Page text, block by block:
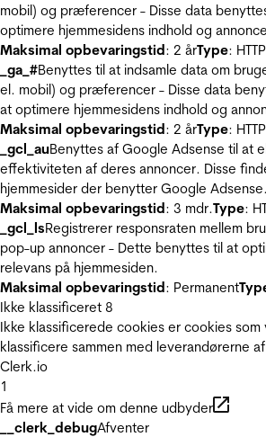
mobil) og præferencer - Disse data
optimere hjemmesidens indhold og
Maksimal opbevaringstid: 2 årType:
_ga_#Benyttes til at indsamle data om
el. mobil) og præferencer - Disse data
at optimere hjemmesidens indhold og
Maksimal opbevaringstid: 2 årType:
_gcl_auBenyttes af Google Adsense til at
effektiviteten af deres annoncer. Disse
hjemmesider der benytter Google Adsense.
Maksimal opbevaringstid: 3 mdr.Type:
_gcl_lsRegistrerer responsraten mellem
pop-up annoncer - Dette benyttes til at
relevans på hjemmesiden.
Maksimal opbevaringstid: Permanent
Ikke klassificeret 8
Ikke klassificerede cookies er cookies som
klassificere sammen med leverandørerne
Clerk.io
1
Få mere at vide om denne udbyder
__clerk_debugAfventer